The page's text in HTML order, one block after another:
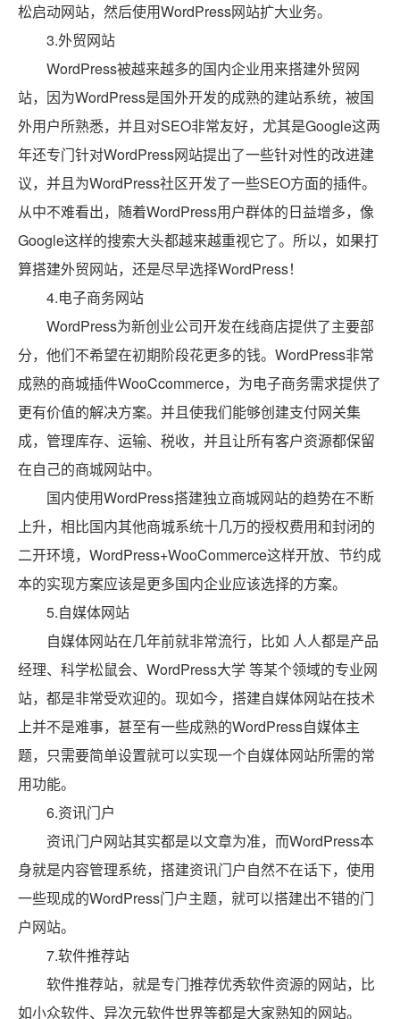
松启动网站，然后使用WordPress网站扩大业务。
3.外贸网站
WordPress被越来越多的国内企业用来搭建外贸网
站，因为WordPress是国外开发的成熟的建站系统，被国
外用户所熟悉，并且对SEO非常友好，尤其是Google这两
年还专门针对WordPress网站提出了一些针对性的改进建
议，并且为WordPress社区开发了一些SEO方面的插件。
从中不难看出，随着WordPress用户群体的日益增多，像
Google这样的搜索大头都越来越重视它了。所以，如果打
算搭建外贸网站，还是尽早选择WordPress！
4.电子商务网站
WordPress为新创业公司开发在线商店提供了主要部
分，他们不希望在初期阶段花更多的钱。WordPress非常
成熟的商城插件WooCcommerce，为电子商务需求提供了
更有价值的解决方案。并且使我们能够创建支付网关集
成，管理库存、运输、税收，并且让所有客户资源都保留
在自己的商城网站中。
国内使用WordPress搭建独立商城网站的趋势在不断
上升，相比国内其他商城系统十几万的授权费用和封闭的
二开环境，WordPress+WooCommerce这样开放、节约成
本的实现方案应该是更多国内企业应该选择的方案。
5.自媒体网站
自媒体网站在几年前就非常流行，比如 人人都是产品
经理、科学松鼠会、WordPress大学 等某个领域的专业网
站，都是非常受欢迎的。现如今，搭建自媒体网站在技术
上并不是难事，甚至有一些成熟的WordPress自媒体主
题，只需要简单设置就可以实现一个自媒体网站所需的常
用功能。
6.资讯门户
资讯门户网站其实都是以文章为准，而WordPress本
身就是内容管理系统，搭建资讯门户自然不在话下，使用
一些现成的WordPress门户主题，就可以搭建出不错的门
户网站。
7.软件推荐站
软件推荐站，就是专门推荐优秀软件资源的网站，比
如小众软件、异次元软件世界等都是大家熟知的网站。